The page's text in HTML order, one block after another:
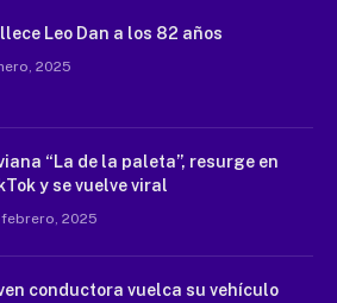
Leo Dan a los 82 años
2025
“La de la paleta”, resurge en
y se vuelve viral
2025
conductora vuelca su vehículo